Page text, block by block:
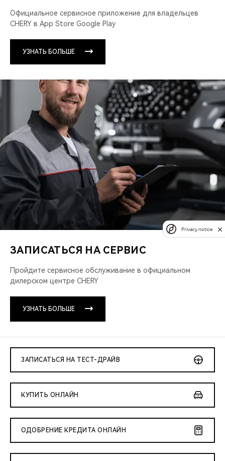
Официальное сервисное приложение для владельцев
CHERY в App Store Google Play
УЗНАТЬ БОЛЬШЕ
ЗАПИСАТЬСЯ НА СЕРВИС
Пройдите сервисное обслуживание в официальном
дилерском центре CHERY
УЗНАТЬ БОЛЬШЕ
ЗАПИСАТЬСЯ НА ТЕСТ-ДРАЙВ
КУПИТЬ ОНЛАЙН
ОДОБРЕНИЕ КРЕДИТА ОНЛАЙН
Privacy notice